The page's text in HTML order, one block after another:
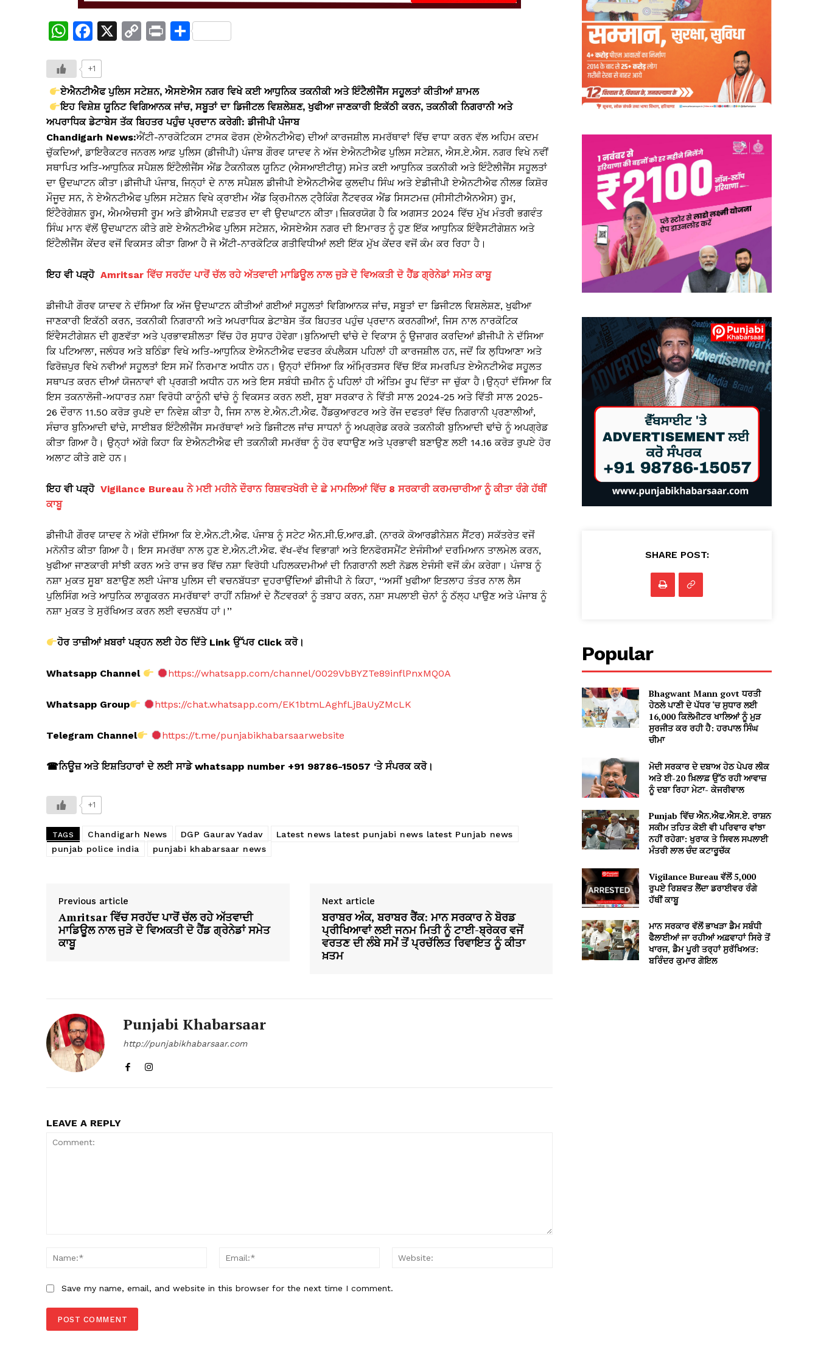
W
at
s
A
p
p
F
c
e
b
o
o
k
X
C
y
Li
n
k
Pr S
e
+1
ਏਐਨਟੀਐਫ ਪੁਲਿਸ ਸਟੇਸ਼ਨ, ਐਸਏਐਸ ਨਗਰ ਵਿਖੇ ਕਈ ਆਧੁਨਿਕ ਤਕਨੀਕੀ ਅਤੇ ਇੰਟੈਲੀਜੈਂਸ ਸਹੂਲਤਾਂ ਕੀਤੀਆਂ ਸ਼ਾਮਲ
ਇਹ ਵਿਸ਼ੇਸ਼ ਯੂਨਿਟ ਵਿਗਿਆਨਕ ਜਾਂਚ, ਸਬੂਤਾਂ ਦਾ ਡਿਜੀਟਲ ਵਿਸ਼ਲੇਸ਼ਣ, ਖੁਫੀਆ ਜਾਣਕਾਰੀ ਇਕੱਠੀ ਕਰਨ, ਤਕਨੀਕੀ ਨਿਗਰਾਨੀ ਅਤੇ
ਅਪਰਾਧਿਕ ਡੇਟਾਬੇਸ ਤੱਕ ਬਿਹਤਰ ਪਹੁੰਚ ਪ੍ਰਦਾਨ ਕਰੇਗੀ: ਡੀਜੀਪੀ ਪੰਜਾਬ
Chandigarh News:ਐਂਟੀ-ਨਾਰਕੋਟਿਕਸ ਟਾਸਕ ਫੋਰਸ (ਏਐਨਟੀਐਫ) ਦੀਆਂ ਕਾਰਜਸ਼ੀਲ ਸਮਰੱਥਾਵਾਂ ਵਿੱਚ ਵਾਧਾ ਕਰਨ ਵੱਲ ਅਹਿਮ ਕਦਮ
ਚੁੱਕਦਿਆਂ, ਡਾਇਰੈਕਟਰ ਜਨਰਲ ਆਫ਼ ਪੁਲਿਸ (ਡੀਜੀਪੀ) ਪੰਜਾਬ ਗੌਰਵ ਯਾਦਵ ਨੇ ਅੱਜ ਏਐਨਟੀਐਫ ਪੁਲਿਸ ਸਟੇਸ਼ਨ, ਐਸ.ਏ.ਐਸ. ਨਗਰ ਵਿਖੇ ਨਵੀਂ
ਸਥਾਪਿਤ ਅਤਿ-ਆਧੁਨਿਕ ਸਪੈਸ਼ਲ ਇੰਟੈਲੀਜੈਂਸ ਐਂਡ ਟੈਕਨੀਕਲ ਯੂਨਿਟ (ਐਸਆਈਟੀਯੂ) ਸਮੇਤ ਕਈ ਆਧੁਨਿਕ ਤਕਨੀਕੀ ਅਤੇ ਇੰਟੈਲੀਜੈਂਸ ਸਹੂਲਤਾਂ
ਦਾ ਉਦਘਾਟਨ ਕੀਤਾ।ਡੀਜੀਪੀ ਪੰਜਾਬ, ਜਿਨ੍ਹਾਂ ਦੇ ਨਾਲ ਸਪੈਸ਼ਲ ਡੀਜੀਪੀ ਏਐਨਟੀਐਫ ਕੁਲਦੀਪ ਸਿੰਘ ਅਤੇ ਏਡੀਜੀਪੀ ਏਐਨਟੀਐਫ ਨੀਲਭ ਕਿਸ਼ੋਰ
ਮੌਜੂਦ ਸਨ, ਨੇ ਏਐਨਟੀਐਫ ਪੁਲਿਸ ਸਟੇਸ਼ਨ ਵਿਖੇ ਕ੍ਰਾਈਮ ਐਂਡ ਕ੍ਰਿਮੀਨਲ ਟ੍ਰੈਕਿੰਗ ਨੈੱਟਵਰਕ ਐਂਡ ਸਿਸਟਮਜ਼ (ਸੀਸੀਟੀਐਨਐਸ) ਰੂਮ,
ਇੰਟੈਰੋਗੇਸ਼ਨ ਰੂਮ, ਐਮਐਚਸੀ ਰੂਮ ਅਤੇ ਡੀਐਸਪੀ ਦਫ਼ਤਰ ਦਾ ਵੀ ਉਦਘਾਟਨ ਕੀਤਾ।ਜ਼ਿਕਰਯੋਗ ਹੈ ਕਿ ਅਗਸਤ 2024 ਵਿੱਚ ਮੁੱਖ ਮੰਤਰੀ ਭਗਵੰਤ
ਸਿੰਘ ਮਾਨ ਵੱਲੋਂ ਉਦਘਾਟਨ ਕੀਤੇ ਗਏ ਏਐਨਟੀਐਫ ਪੁਲਿਸ ਸਟੇਸ਼ਨ, ਐਸਏਐਸ ਨਗਰ ਦੀ ਇਮਾਰਤ ਨੂੰ ਹੁਣ ਇੱਕ ਆਧੁਨਿਕ ਇੰਵੈਸਟੀਗੇਸ਼ਨ ਅਤੇ
ਇੰਟੈਲੀਜੈਂਸ ਕੇਂਦਰ ਵਜੋਂ ਵਿਕਸਤ ਕੀਤਾ ਗਿਆ ਹੈ ਜੋ ਐਂਟੀ-ਨਾਰਕੋਟਿਕ ਗਤੀਵਿਧੀਆਂ ਲਈ ਇੱਕ ਮੁੱਖ ਕੇਂਦਰ ਵਜੋਂ ਕੰਮ ਕਰ ਰਿਹਾ ਹੈ।
ਇਹ ਵੀ ਪੜ੍ਹੋ Amritsar ਵਿੱਚ ਸਰਹੱਦ ਪਾਰੋਂ ਚੱਲ ਰਹੇ ਅੱਤਵਾਦੀ ਮਾਡਿਊਲ ਨਾਲ ਜੁੜੇ ਦੋ ਵਿਅਕਤੀ ਦੋ ਹੈਂਡ ਗ੍ਰੇਨੇਡਾਂ ਸਮੇਤ ਕਾਬੂ
ਡੀਜੀਪੀ ਗੌਰਵ ਯਾਦਵ ਨੇ ਦੱਸਿਆ ਕਿ ਅੱਜ ਉਦਘਾਟਨ ਕੀਤੀਆਂ ਗਈਆਂ ਸਹੂਲਤਾਂ ਵਿਗਿਆਨਕ ਜਾਂਚ, ਸਬੂਤਾਂ ਦਾ ਡਿਜੀਟਲ ਵਿਸ਼ਲੇਸ਼ਣ, ਖੁਫੀਆ
ਜਾਣਕਾਰੀ ਇਕੱਠੀ ਕਰਨ, ਤਕਨੀਕੀ ਨਿਗਰਾਨੀ ਅਤੇ ਅਪਰਾਧਿਕ ਡੇਟਾਬੇਸ ਤੱਕ ਬਿਹਤਰ ਪਹੁੰਚ ਪ੍ਰਦਾਨ ਕਰਨਗੀਆਂ, ਜਿਸ ਨਾਲ ਨਾਰਕੋਟਿਕ
ਇੰਵੈਸਟੀਗੇਸ਼ਨ ਦੀ ਗੁਣਵੱਤਾ ਅਤੇ ਪ੍ਰਭਾਵਸ਼ੀਲਤਾ ਵਿੱਚ ਹੋਰ ਸੁਧਾਰ ਹੋਵੇਗਾ।ਬੁਨਿਆਦੀ ਢਾਂਚੇ ਦੇ ਵਿਕਾਸ ਨੂੰ ਉਜਾਗਰ ਕਰਦਿਆਂ ਡੀਜੀਪੀ ਨੇ ਦੱਸਿਆ
ਕਿ ਪਟਿਆਲਾ, ਜਲੰਧਰ ਅਤੇ ਬਠਿੰਡਾ ਵਿਖੇ ਅਤਿ-ਆਧੁਨਿਕ ਏਐਨਟੀਐਫ ਦਫਤਰ ਕੰਪਲੈਕਸ ਪਹਿਲਾਂ ਹੀ ਕਾਰਜਸ਼ੀਲ ਹਨ, ਜਦੋਂ ਕਿ ਲੁਧਿਆਣਾ ਅਤੇ
ਫਿਰੋਜ਼ਪੁਰ ਵਿਖੇ ਨਵੀਆਂ ਸਹੂਲਤਾਂ ਇਸ ਸਮੇਂ ਨਿਰਮਾਣ ਅਧੀਨ ਹਨ। ਉਨ੍ਹਾਂ ਦੱਸਿਆ ਕਿ ਅੰਮ੍ਰਿਤਸਰ ਵਿੱਚ ਇੱਕ ਸਮਰਪਿਤ ਏਐਨਟੀਐਫ ਸਹੂਲਤ
ਸਥਾਪਤ ਕਰਨ ਦੀਆਂ ਯੋਜਨਾਵਾਂ ਵੀ ਪ੍ਰਗਤੀ ਅਧੀਨ ਹਨ ਅਤੇ ਇਸ ਸਬੰਧੀ ਜ਼ਮੀਨ ਨੂੰ ਪਹਿਲਾਂ ਹੀ ਅੰਤਿਮ ਰੂਪ ਦਿੱਤਾ ਜਾ ਚੁੱਕਾ ਹੈ।ਉਨ੍ਹਾਂ ਦੱਸਿਆ ਕਿ
ਇਸ ਤਕਨਾਲੋਜੀ-ਅਧਾਰਤ ਨਸ਼ਾ ਵਿਰੋਧੀ ਕਾਨੂੰਨੀ ਢਾਂਚੇ ਨੂੰ ਵਿਕਸਤ ਕਰਨ ਲਈ, ਸੂਬਾ ਸਰਕਾਰ ਨੇ ਵਿੱਤੀ ਸਾਲ 2024-25 ਅਤੇ ਵਿੱਤੀ ਸਾਲ 2025-
26 ਦੌਰਾਨ 11.50 ਕਰੋੜ ਰੁਪਏ ਦਾ ਨਿਵੇਸ਼ ਕੀਤਾ ਹੈ, ਜਿਸ ਨਾਲ ਏ.ਐਨ.ਟੀ.ਐਫ. ਹੈੱਡਕੁਆਰਟਰ ਅਤੇ ਰੇਂਜ ਦਫਤਰਾਂ ਵਿੱਚ ਨਿਗਰਾਨੀ ਪ੍ਰਣਾਲੀਆਂ,
ਸੰਚਾਰ ਬੁਨਿਆਦੀ ਢਾਂਚੇ, ਸਾਈਬਰ ਇੰਟੈਲੀਜੈਂਸ ਸਮਰੱਥਾਵਾਂ ਅਤੇ ਡਿਜੀਟਲ ਜਾਂਚ ਸਾਧਨਾਂ ਨੂੰ ਅਪਗ੍ਰੇਡ ਕਰਕੇ ਤਕਨੀਕੀ ਬੁਨਿਆਦੀ ਢਾਂਚੇ ਨੂੰ ਅਪਗ੍ਰੇਡ
ਕੀਤਾ ਗਿਆ ਹੈ। ਉਨ੍ਹਾਂ ਅੱਗੇ ਕਿਹਾ ਕਿ ਏਐਨਟੀਐਫ ਦੀ ਤਕਨੀਕੀ ਸਮਰੱਥਾ ਨੂੰ ਹੋਰ ਵਧਾਉਣ ਅਤੇ ਪ੍ਰਭਾਵੀ ਬਣਾਉਣ ਲਈ 14.16 ਕਰੋੜ ਰੁਪਏ ਹੋਰ
ਅਲਾਟ ਕੀਤੇ ਗਏ ਹਨ।
ਇਹ ਵੀ ਪੜ੍ਹੋ Vigilance Bureau ਨੇ ਮਈ ਮਹੀਨੇ ਦੌਰਾਨ ਰਿਸ਼ਵਤਖੋਰੀ ਦੇ ਛੇ ਮਾਮਲਿਆਂ ਵਿੱਚ 8 ਸਰਕਾਰੀ ਕਰਮਚਾਰੀਆ ਨੂੰ ਕੀਤਾ ਰੰਗੇ ਹੱਥੀਂ
ਕਾਬੂ
ਡੀਜੀਪੀ ਗੌਰਵ ਯਾਦਵ ਨੇ ਅੱਗੇ ਦੱਸਿਆ ਕਿ ਏ.ਐਨ.ਟੀ.ਐਫ. ਪੰਜਾਬ ਨੂੰ ਸਟੇਟ ਐਨ.ਸੀ.ਓ.ਆਰ.ਡੀ. (ਨਾਰਕੋ ਕੋਆਰਡੀਨੇਸ਼ਨ ਸੈਂਟਰ) ਸਕੱਤਰੇਤ ਵਜੋਂ
ਮਨੋਨੀਤ ਕੀਤਾ ਗਿਆ ਹੈ। ਇਸ ਸਮਰੱਥਾ ਨਾਲ ਹੁਣ ਏ.ਐਨ.ਟੀ.ਐਫ. ਵੱਖ-ਵੱਖ ਵਿਭਾਗਾਂ ਅਤੇ ਇਨਫੋਰਸਮੈਂਟ ਏਜੰਸੀਆਂ ਦਰਮਿਆਨ ਤਾਲਮੇਲ ਕਰਨ,
ਖੁਫੀਆ ਜਾਣਕਾਰੀ ਸਾਂਝੀ ਕਰਨ ਅਤੇ ਰਾਜ ਭਰ ਵਿੱਚ ਨਸ਼ਾ ਵਿਰੋਧੀ ਪਹਿਲਕਦਮੀਆਂ ਦੀ ਨਿਗਰਾਨੀ ਲਈ ਨੋਡਲ ਏਜੰਸੀ ਵਜੋਂ ਕੰਮ ਕਰੇਗਾ। ਪੰਜਾਬ ਨੂੰ
ਨਸ਼ਾ ਮੁਕਤ ਸੂਬਾ ਬਣਾਉਣ ਲਈ ਪੰਜਾਬ ਪੁਲਿਸ ਦੀ ਵਚਨਬੱਧਤਾ ਦੁਹਰਾਉਂਦਿਆਂ ਡੀਜੀਪੀ ਨੇ ਕਿਹਾ, ‘‘ਅਸੀਂ ਖੁਫੀਆ ਇਤਲਾਹ ਤੰਤਰ ਨਾਲ ਲੈਸ
ਪੁਲਿਸਿੰਗ ਅਤੇ ਆਧੁਨਿਕ ਲਾਗੂਕਰਨ ਸਮਰੱਥਾਵਾਂ ਰਾਹੀਂ ਨਸ਼ਿਆਂ ਦੇ ਨੈੱਟਵਰਕਾਂ ਨੂੰ ਤਬਾਹ ਕਰਨ, ਨਸ਼ਾ ਸਪਲਾਈ ਚੇਨਾਂ ਨੂੰ ਠੱਲ੍ਹ ਪਾਉਣ ਅਤੇ ਪੰਜਾਬ ਨੂੰ
ਨਸ਼ਾ ਮੁਕਤ ਤੇ ਸੁਰੱਖਿਅਤ ਕਰਨ ਲਈ ਵਚਨਬੱਧ ਹਾਂ।’’
ਹੋਰ ਤਾਜ਼ੀਆਂ ਖ਼ਬਰਾਂ ਪੜ੍ਹਨ ਲਈ ਹੇਠ ਦਿੱਤੇ Linkਉੱਪਰ Clickਕਰੋ।
Whatsapp Channel https://whatsapp.com/channel/0029VbBYZTe89inflPnxMQ0A
Whatsapp Group https://chat.whatsapp.com/EK1btmLAghfLjBaUyZMcLK
Telegram Channel https://t.me/punjabikhabarsaarwebsite
☎ਨਿਊਜ਼ ਅਤੇ ਇਸ਼ਤਿਹਾਰਾਂ ਦੇ ਲਈ ਸਾਡੇ whatsapp number +91 98786-15057 ‘ਤੇ ਸੰਪਰਕ ਕਰੋ।
+1
TAGS Chandigarh News DGP Gaurav Yadav
Latest news latest punjabi news latest Punjab news
punjab police india
punjabi khabarsaar news
Previous article
Amritsar ਵਿੱਚ ਸਰਹੱਦ ਪਾਰੋਂ ਚੱਲ ਰਹੇ ਅੱਤਵਾਦੀ
ਮਾਡਿਊਲ ਨਾਲ ਜੁੜੇ ਦੋ ਵਿਅਕਤੀ ਦੋ ਹੈਂਡ ਗ੍ਰੇਨੇਡਾਂ ਸਮੇਤ
ਕਾਬੂ
Next article
ਬਰਾਬਰ ਅੰਕ, ਬਰਾਬਰ ਰੈਂਕ: ਮਾਨ ਸਰਕਾਰ ਨੇ ਬੋਰਡ
ਪ੍ਰੀਖਿਆਵਾਂ ਲਈ ਜਨਮ ਮਿਤੀ ਨੂੰ ਟਾਈ-ਬ੍ਰੇਕਰ ਵਜੋਂ
ਵਰਤਣ ਦੀ ਲੰਬੇ ਸਮੇਂ ਤੋਂ ਪ੍ਰਚੱਲਿਤ ਰਿਵਾਇਤ ਨੂੰ ਕੀਤਾ
ਖ਼ਤਮ
Punjabi Khabarsaar
http://punjabikhabarsaar.com
LEAVE A REPLY
Name:*
Email:*
Save my name, email, and website in this browser for the next time I comment.
SHARE POST:
Popular
Bhagwant Mann govt ਧਰਤੀ
ਹੇਠਲੇ ਪਾਣੀ ਦੇ ਪੱਧਰ ‘ਚ ਸੁਧਾਰ ਲਈ
16,000 ਕਿਲੋਮੀਟਰ ਖਾਲਿਆਂ ਨੂੰ ਮੁੜ
ਸੁਰਜੀਤ ਕਰ ਰਹੀ ਹੈ: ਹਰਪਾਲ ਸਿੰਘ
ਚੀਮਾ
ਮੋਦੀ ਸਰਕਾਰ ਦੇ ਦਬਾਅ ਹੇਠ ਪੇਪਰ ਲੀਕ
ਅਤੇ ਈ-20 ਖ਼ਿਲਾਫ਼ ਉੱਠ ਰਹੀ ਆਵਾਜ਼
ਨੂੰ ਦਬਾ ਰਿਹਾ ਮੇਟਾ- ਕੇਜਰੀਵਾਲ
Punjab ਵਿੱਚ ਐਨ.ਐਫ.ਐਸ.ਏ. ਰਾਸ਼ਨ
ਸਕੀਮ ਤਹਿਤ ਕੋਈ ਵੀ ਪਰਿਵਾਰ ਵਾਂਝਾ
ਨਹੀਂ ਰਹੇਗਾ: ਖੁਰਾਕ ਤੇ ਸਿਵਲ ਸਪਲਾਈ
ਮੰਤਰੀ ਲਾਲ ਚੰਦ ਕਟਾਰੂਚੱਕ
Vigilance Bureau ਵੱਲੋਂ 5,000
ਰੁਪਏ ਰਿਸ਼ਵਤ ਲੈਂਦਾ ਡਰਾਈਵਰ ਰੰਗੇ
ਹੱਥੀਂ ਕਾਬੂ
ਮਾਨ ਸਰਕਾਰ ਵੱਲੋਂ ਭਾਖੜਾ ਡੈਮ ਸਬੰਧੀ
ਫੈਲਾਈਆਂ ਜਾ ਰਹੀਆਂ ਅਫ਼ਵਾਹਾਂ ਸਿਰੇ ਤੋਂ
ਖਾਰਜ, ਡੈਮ ਪੂਰੀ ਤਰ੍ਹਾਂ ਸੁਰੱਖਿਅਤ:
ਬਰਿੰਦਰ ਕੁਮਾਰ ਗੋਇਲ